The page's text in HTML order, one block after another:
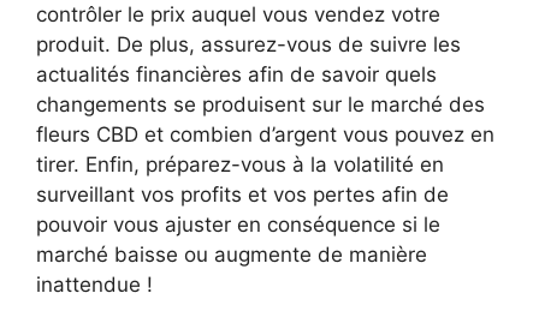
contrôler le prix auquel vous vendez votre
produit. De plus, assurez-vous de suivre les
actualités financières afin de savoir quels
changements se produisent sur le marché des
fleurs CBD et combien d’argent vous pouvez en
tirer. Enfin, préparez-vous à la volatilité en
surveillant vos profits et vos pertes afin de
pouvoir vous ajuster en conséquence si le
marché baisse ou augmente de manière
inattendue !